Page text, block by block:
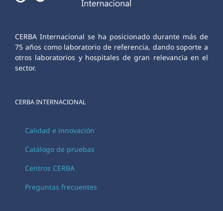
CERBA Internacional se ha posicionado durante más de
75 años como laboratorio de referencia, dando soporte a
otros laboratorios y hospitales de gran relevancia en el
sector.
CERBA INTERNACIONAL
Calidad e innovación
Catálogo de pruebas
Centros CERBA
Preguntas frecuentes